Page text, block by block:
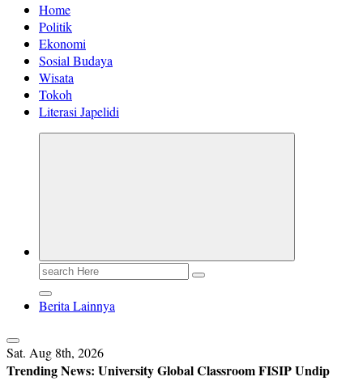
Home
Politik
Ekonomi
Sosial Budaya
Wisata
Tokoh
Literasi Japelidi
Search
Berita Lainnya
Sat. Aug 8th, 2026
Trending News: University Global Classroom FISIP Undip